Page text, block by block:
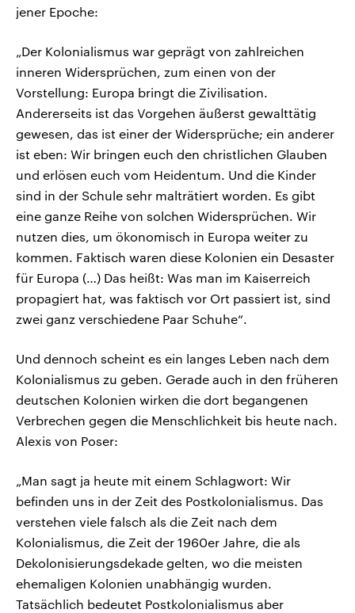
jener Epoche:
„Der Kolonialismus war geprägt von zahlreichen
inneren Widersprüchen, zum einen von der
Vorstellung: Europa bringt die Zivilisation.
Andererseits ist das Vorgehen äußerst gewalttätig
gewesen, das ist einer der Widersprüche; ein anderer
ist eben: Wir bringen euch den christlichen Glauben
und erlösen euch vom Heidentum. Und die Kinder
sind in der Schule sehr malträtiert worden. Es gibt
eine ganze Reihe von solchen Widersprüchen. Wir
nutzen dies, um ökonomisch in Europa weiter zu
kommen. Faktisch waren diese Kolonien ein Desaster
für Europa (…) Das heißt: Was man im Kaiserreich
propagiert hat, was faktisch vor Ort passiert ist, sind
zwei ganz verschiedene Paar Schuhe“.
Und dennoch scheint es ein langes Leben nach dem
Kolonialismus zu geben. Gerade auch in den früheren
deutschen Kolonien wirken die dort begangenen
Verbrechen gegen die Menschlichkeit bis heute nach.
Alexis von Poser:
„Man sagt ja heute mit einem Schlagwort: Wir
befinden uns in der Zeit des Postkolonialismus. Das
verstehen viele falsch als die Zeit nach dem
Kolonialismus, die Zeit der 1960er Jahre, die als
Dekolonisierungsdekade gelten, wo die meisten
ehemaligen Kolonien unabhängig wurden.
Tatsächlich bedeutet Postkolonialismus aber